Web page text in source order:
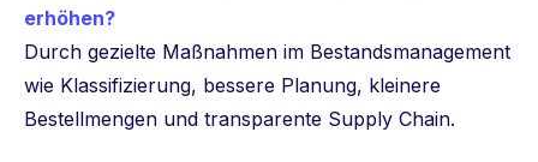
erhöhen?
Durch gezielte Maßnahmen im Bestandsmanagement
wie Klassifizierung, bessere Planung, kleinere
Bestellmengen und transparente Supply Chain.